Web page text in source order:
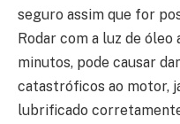
seguro assim que for
Rodar com a luz de óleo
minutos, pode causar
catastróficos ao motor,
lubrificado